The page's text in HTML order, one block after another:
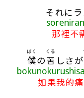
それに
那裡不
僕
ぼく
の苦
くる
しさが
如果我的